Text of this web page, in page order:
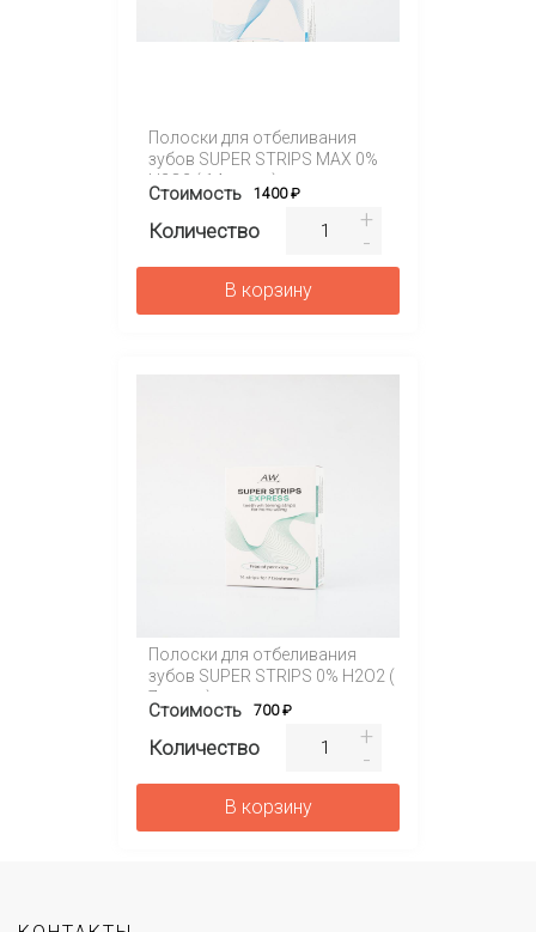
Полоски для отбеливания
зубов SUPER STRIPS MAX 0%
H2O2 ( 14 саше )
Стоимость 1400 ₽
Количество
В корзину
Полоски для отбеливания
зубов SUPER STRIPS 0% H2O2 (
7 саше )
Стоимость 700 ₽
Количество
В корзину